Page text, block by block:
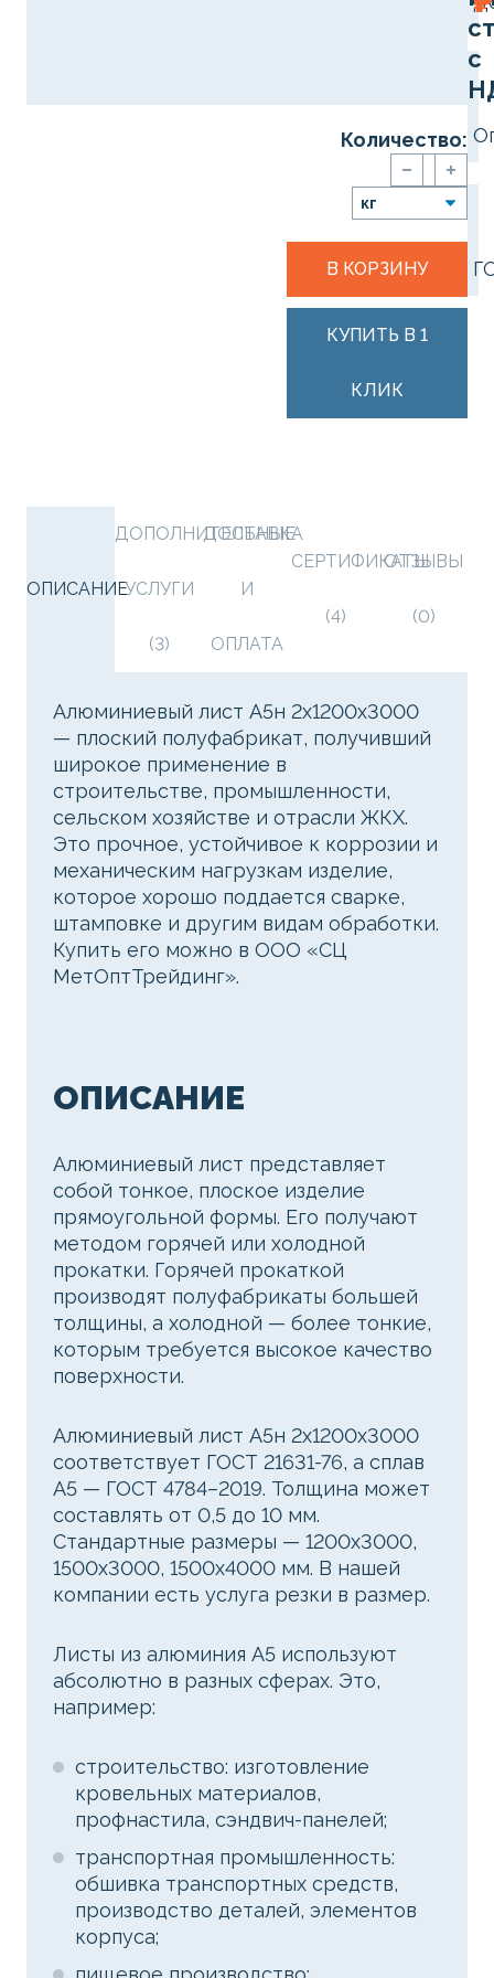
с
Количество:
В КОРЗИНУ
КУПИТЬ В 1
КЛИК
ОПИСАНИЕ
ДОПОЛНИТЕЛЬНЫЕ
УСЛУГИ
(3)
ДОСТАВКА
И
ОПЛАТА
СЕРТИФИКАТЫ
(4)
ОТЗЫВЫ
(0)
Алюминиевый лист А5н 2х1200х3000
— плоский полуфабрикат, получивший
широкое применение в
строительстве, промышленности,
сельском хозяйстве и отрасли ЖКХ.
Это прочное, устойчивое к коррозии и
механическим нагрузкам изделие,
которое хорошо поддается сварке,
штамповке и другим видам обработки.
Купить его можно в ООО «СЦ
МетОптТрейдинг».
ОПИСАНИЕ
Алюминиевый лист представляет
собой тонкое, плоское изделие
прямоугольной формы. Его получают
методом горячей или холодной
прокатки. Горячей прокаткой
производят полуфабрикаты большей
толщины, а холодной — более тонкие,
которым требуется высокое качество
поверхности.
Алюминиевый лист А5н 2х1200х3000
соответствует ГОСТ 21631-76, а сплав
А5 — ГОСТ 4784–2019. Толщина может
составлять от 0,5 до 10 мм.
Стандартные размеры — 1200x3000,
1500x3000, 1500x4000 мм. В нашей
компании есть услуга резки в размер.
Листы из алюминия А5 используют
абсолютно в разных сферах. Это,
например:
строительство: изготовление
кровельных материалов,
профнастила, сэндвич-панелей;
транспортная промышленность:
обшивка транспортных средств,
производство деталей, элементов
корпуса;